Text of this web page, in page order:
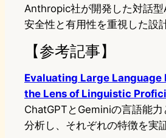
Anthropic社が開発した対話型
安全性と有用性を重視した設
【参考記事】
Evaluating Large Language
the Lens of Linguistic
ChatGPTとGeminiの言語能
分析し、それぞれの特徴を実